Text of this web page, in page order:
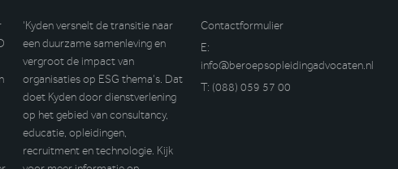
‘Kyden versnelt de transitie naar
een duurzame samenleving en
vergroot de impact van
organisaties op ESG thema’s. Dat
doet Kyden door dienstverlening
op het gebied van consultancy,
educatie, opleidingen,
recruitment en technologie. Kijk
Contactformulier
E:
info@beroepsopleidingadvocaten.nl
T: (088) 059 57 00